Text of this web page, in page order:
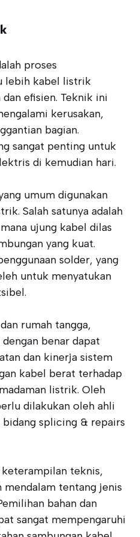
proses
lebih kabel listrik
efisien. Teknik ini
kerusakan,
bagian.
sangat penting untuk
di kemudian hari.
umum digunakan
Salah satunya adalah
ujung kabel dilas
yang kuat.
solder, yang
untuk menyatukan
rumah tangga,
benar dapat
dan kinerja sistem
kabel berat terhadap
listrik. Oleh
dilakukan oleh ahli
splicing & repairs
teknis,
tentang jenis
bahan dan
sangat mempengaruhi